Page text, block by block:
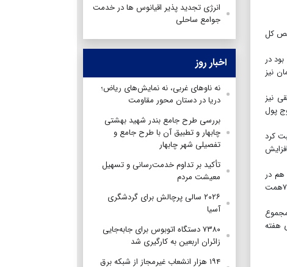
کل
یک همت بود در
را تجربه کرد. ۵۷۱ میلیارد تومان نیز
نیز
واحدی و ارزش معاملات خرد ۵.۱ همت و خروج پول
شاخص کل بورس ۹۷۶واحد نزول را ثبت کرد
که دوشنبه ۱۳شهریورماه شاخص کل ۲۴هزار و ۴۹۳ واحد افزایش
ثبت شد که با هم در
مقایسه با سه‌شنبه ۱۴شهریورماه، شاخص کل رشد ۱۴هزار و ۸۳۹واحدی در تراز ۲میلیون و ۱۵۰ واحدی ایستاد. ارزش معاملات خرد نیز به ۷.۱همت
ایستاد. که در مجموع
هفته
انرژی تجدید پذیر اقیانوس ها در خدمت
جوامع ساحلی
اخبار روز
نه ناوهای غربی، نه نمایش‌های ریاض؛
دریا در دستان محور مقاومت
بررسی طرح جامع بندر شهید بهشتی
چابهار و تطبیق آن با طرح جامع و
تفصیلی شهر چابهار
تأکید بر تداوم خدمت‌رسانی و تسهیل
معیشت مردم
۲۰۲۶ سالی پرچالش برای گردشگری
آسیا
۷۳۸۰ دستگاه اتوبوس برای جابه‌جایی
زائران اربعین به‌ کارگیری شد
۱۹۴ هزار انشعاب غیرمجاز از شبکه برق